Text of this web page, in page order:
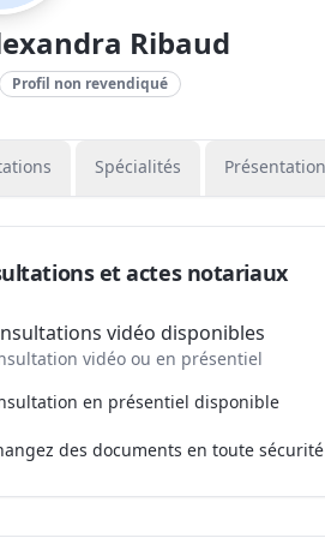
Ribaud
Profil non revendiqué
Spécialités Présentation
et actes notariaux
vidéo disponibles
vidéo ou en présentiel
en présentiel disponible
des documents en toute sécurité